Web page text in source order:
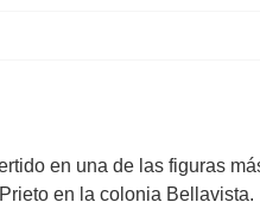
en una de las figuras
en la colonia Bellavista.